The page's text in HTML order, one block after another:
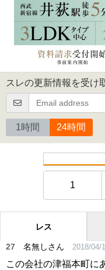
スレの更新情報を受け
1時間 24時間
1
レス
27 名無しさん 2018/04/
この会社の津福本町に